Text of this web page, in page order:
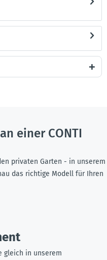
an einer CONTI
privaten Garten - in unserem
das richtige Modell für Ihren
gleich in unserem